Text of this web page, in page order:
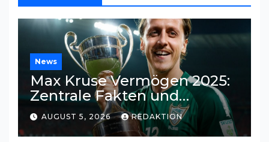
News
Max Kruse Vermögen 2025:
Zentrale Fakten und
Einkommensquellen
AUGUST 5, 2026 REDAKTION